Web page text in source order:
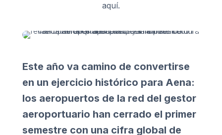
aquí.
Este año va camino de convertirse
en un ejercicio histórico para Aena:
los aeropuertos de la red del gestor
aeroportuario han cerrado el primer
semestre con una cifra global de